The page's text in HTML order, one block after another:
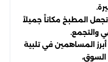
المطبخ مكاناً جميلاً
والتجمع.
المساهمين في تلبية
السوق،